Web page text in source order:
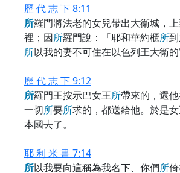
歷 代 志 下 8:11
所羅門將法老的女兒帶出大衛城，
裡；因所羅門說：「耶和華約櫃所
所以我的妻不可住在以色列王大衛的
歷 代 志 下 9:12
所羅門王按示巴女王所帶來的，還
一切所要所求的，都送給他。於是
本國去了。
耶 利 米 書 7:14
所以我要向這稱為我名下、你們所